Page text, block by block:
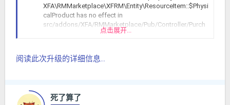
XFA\RMMarketplace\XFRM\Entity\ResourceItem::$Physi
calProduct has no effect in
src/addons/XFA/RMMarketplace/Pub/Controller/Purch
paid resources
点击展开...
阅读此次升级的详细信息...
死了算了